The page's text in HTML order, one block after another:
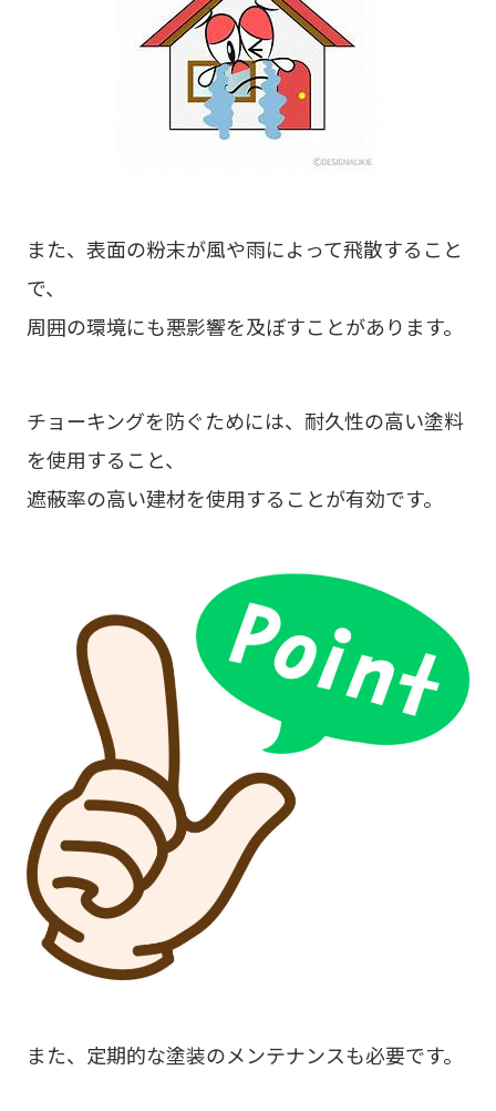
また、表面の粉末が風や雨によって飛散すること
で、
周囲の環境にも悪影響を及ぼすことがあります。
チョーキングを防ぐためには、耐久性の高い塗料
を使用すること、
遮蔽率の高い建材を使用することが有効です。
また、定期的な塗装のメンテナンスも必要です。